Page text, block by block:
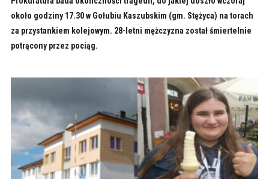
około godziny 17.30 w Gołubiu Kaszubskim (gm. Stężyca) na torach
za przystankiem kolejowym. 28-letni mężczyzna został śmiertelnie
potrącony przez pociąg.